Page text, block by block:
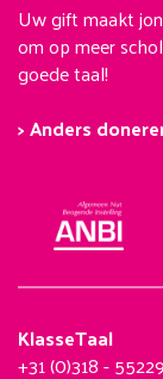
Uw gift maakt
om op meer
goede taal!
> Anders
KlasseTaal
+31 (0)318 -